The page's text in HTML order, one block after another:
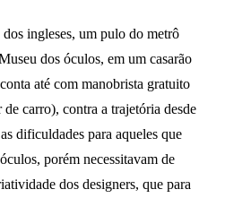
ingleses, um pulo do metrô
dos óculos, em um casarão
até com manobrista gratuito
carro), contra a trajetória desde
dificuldades para aqueles que
porém necessitavam de
dos designers, que para